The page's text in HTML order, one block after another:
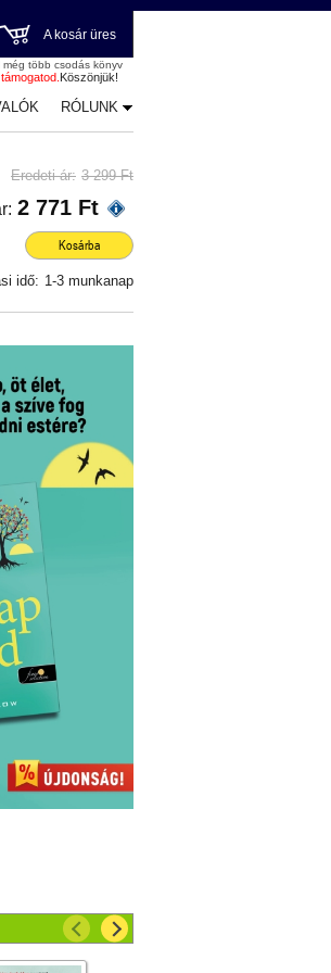
A kosár üres
több csodás könyv
Köszönjük!
RÓLUNK
Eredeti ár: 3 299 Ft
2 771 Ft
Kosárba
idő: 1-3 munkanap